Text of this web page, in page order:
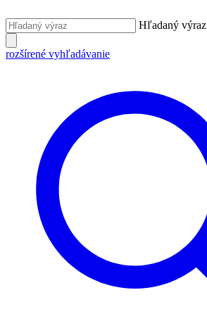
Hľadaný výraz
rozšírené vyhľadávanie